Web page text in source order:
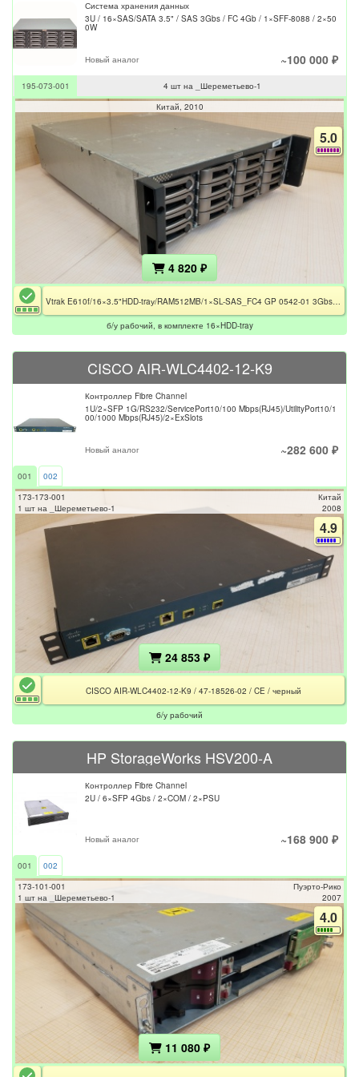
Система хранения данных
3U / 16×SAS/SATA 3.5" / SAS 3Gbs / FC 4Gb / 1×SFF-8088 / 2×50
0W
Новый аналог ~100 000 ₽
195-073-001
4 шт на _Шереметьево-1
Китай 2010
5.0
4 820 ₽
б/у рабочий, в комплекте 16×HDD-tray
CISCO AIR-WLC4402-12-K9
Контроллер Fibre Channel
1U/2×SFP 1G/RS232/ServicePort10/100 Mbps(RJ45)/UtilityPort10/1
00/1000 Mbps(RJ45)/2×ExSlots
Новый аналог ~282 600 ₽
001
002
173-173-001
1 шт на _Шереметьево-1
Китай
2008
4.9
24 853 ₽
CISCO AIR-WLC4402-12-K9 / 47-18526-02 / CE / черный
б/у рабочий
HP StorageWorks HSV200-A
Контроллер Fibre Channel
2U / 6×SFP 4Gbs / 2×COM / 2×PSU
Новый аналог ~168 900 ₽
001
002
173-101-001
1 шт на _Шереметьево-1
Пуэрто-Рико
2007
4.0
11 080 ₽